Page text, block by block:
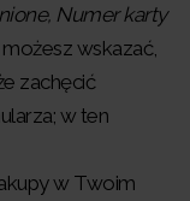
Numer karty
wskazać,
zachęcić
w ten
w Twoim